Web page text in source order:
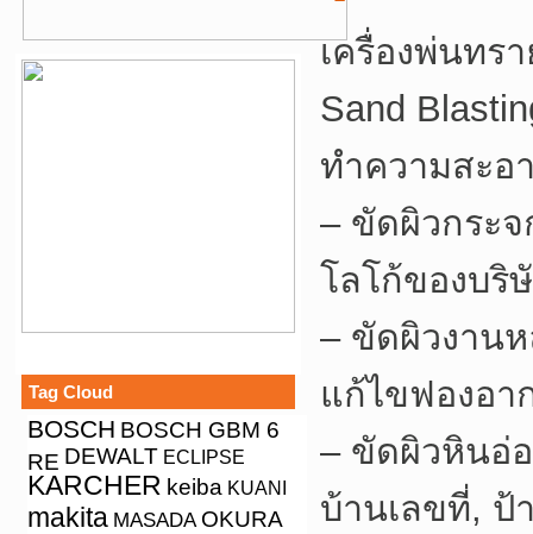
Tag Cloud
BOSCH BOSCH GBM 6
RE DEWALT ECLIPSE
KARCHER keiba KUANI
makita MASADA OKURA
เครื่องพ่นทร
Sand
ทำความสะอ
– ขัดผิวกระ
โลโก้ของบริ
– ขัดผิวงานห
แก้ไขฟองอา
– ขัดผิวหินอ่
บ้านเลขที่, ป้